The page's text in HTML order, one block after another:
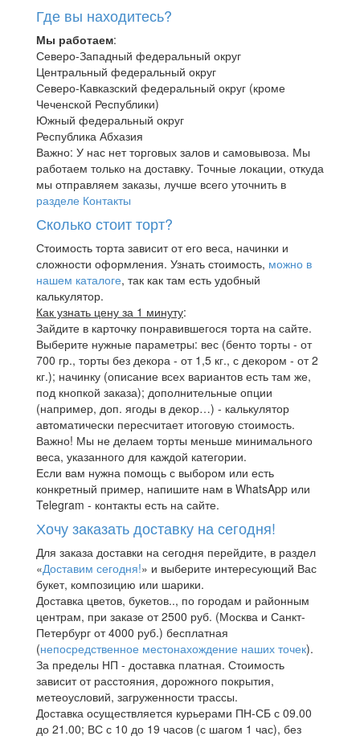
Где вы находитесь?
Мы работаем:
Северо-Западный федеральный округ
Центральный федеральный округ
Северо-Кавказский федеральный округ (кроме
Чеченской Республики)
Южный федеральный округ
Республика Абхазия
Важно: У нас нет торговых залов и самовывоза. Мы
работаем только на доставку. Точные локации, откуда
мы отправляем заказы, лучше всего уточнить в
разделе Контакты
Сколько стоит торт?
Стоимость торта зависит от его веса, начинки и
сложности оформления. Узнать стоимость, можно в
нашем каталоге, так как там есть удобный
калькулятор.
Как узнать цену за 1 минуту:
Зайдите в карточку понравившегося торта на сайте.
Выберите нужные параметры: вес (бенто торты - от
700 гр., торты без декора - от 1,5 кг., с декором - от 2
кг.); начинку (описание всех вариантов есть там же,
под кнопкой заказа); дополнительные опции
(например, доп. ягоды в декор…) - калькулятор
автоматически пересчитает итоговую стоимость.
Важно! Мы не делаем торты меньше минимального
веса, указанного для каждой категории.
Если вам нужна помощь с выбором или есть
конкретный пример, напишите нам в WhatsApp или
Telegram - контакты есть на сайте.
Хочу заказать доставку на сегодня!
Для заказа доставки на сегодня перейдите, в раздел
«Доставим сегодня!» и выберите интересующий Вас
букет, композицию или шарики.
Доставка цветов, букетов.., по городам и районным
центрам, при заказе от 2500 руб. (Москва и Санкт-
Петербург от 4000 руб.) бесплатная
(непосредственное местонахождение наших точек).
За пределы НП - доставка платная. Стоимость
зависит от расстояния, дорожного покрытия,
метеоусловий, загруженности трассы.
Доставка осуществляется курьерами ПН-СБ с 09.00
до 21.00; ВС с 10 до 19 часов (с шагом 1 час), без